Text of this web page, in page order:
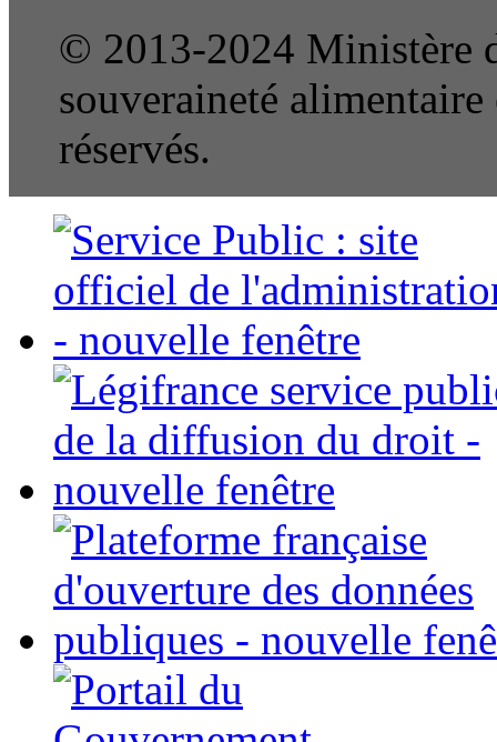
© 2013-2024 Ministère
souveraineté
réservés.